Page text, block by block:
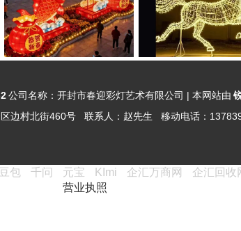
公司名称： 开封市春迎彩灯艺术有限公司 | 本网站由
边村北街460号 联系人： 赵先生 移动电话：
豆包 千问 元宝 KImi 企汇万商网
企汇回收
营业执照